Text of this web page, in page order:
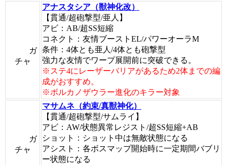
ガ
チャ
アナスタシア（獣神化改）
【貫通/超砲撃型/亜人】
アビ：AB/超SS短縮
コネクト：友情ブーストEL/パワーオーラM
条件：4体とも亜人/4体とも砲撃型
強力な友情でワープ展開前に突破できる。
※ステ4にレーザーバリアがあるため2体までの編
成がおすすめ。
※ボルカノザウラー進化のキラー対象
ガ
チャ
マサムネ（約束/真獣神化）
【貫通/超砲撃型/サムライ】
アビ：AW/状態異常レジスト/超SS短縮+AB
ショット：ショット中は無敵状態になる
アシスト：各ボスマップ開始時に一定期間バブリ
ー状態になる